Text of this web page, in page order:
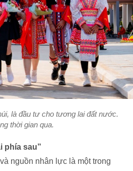
là đầu tư cho tương lai đất nước.
thời gian qua.
phía sau”
nguồn nhân lực là một trong